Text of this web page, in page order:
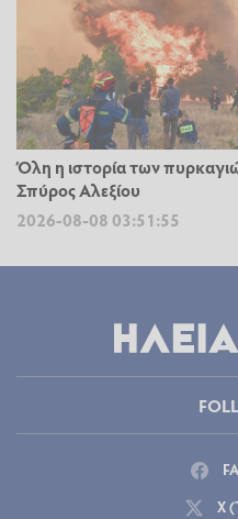
Όλη η ιστορία των
Σπύρος Αλεξίου
2026-08-08 03:51:55
X